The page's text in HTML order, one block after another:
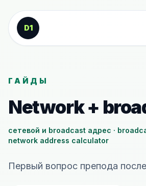
К содержанию
D1
ГАЙДЫ
Network +
сетевой и broadcast адрес ·
network address calculator
Первый вопрос препода